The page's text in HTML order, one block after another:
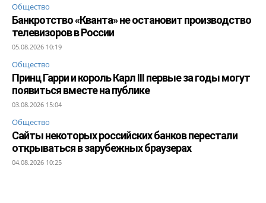
Общество
Банкротство «Кванта» не остановит производство
телевизоров в России
05.08.2026 10:19
Общество
Принц Гарри и король Карл III первые за годы могут
появиться вместе на публике
03.08.2026 15:04
Общество
Сайты некоторых российских банков перестали
открываться в зарубежных браузерах
04.08.2026 10:25